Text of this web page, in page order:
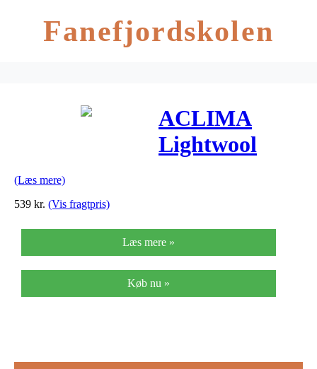
Fanefjordskolen
ACLIMA
Lightwool
(Læs mere)
539 kr. (Vis fragtpris)
Læs mere »
Køb nu »